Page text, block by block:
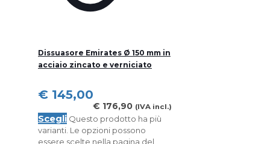
Dissuasore Emirates Ø 150 mm in
acciaio zincato e verniciato
€ 145,00
€ 176,90 (IVA incl.)
Scegli Questo prodotto ha più
varianti. Le opzioni possono
essere scelte nella pagina del